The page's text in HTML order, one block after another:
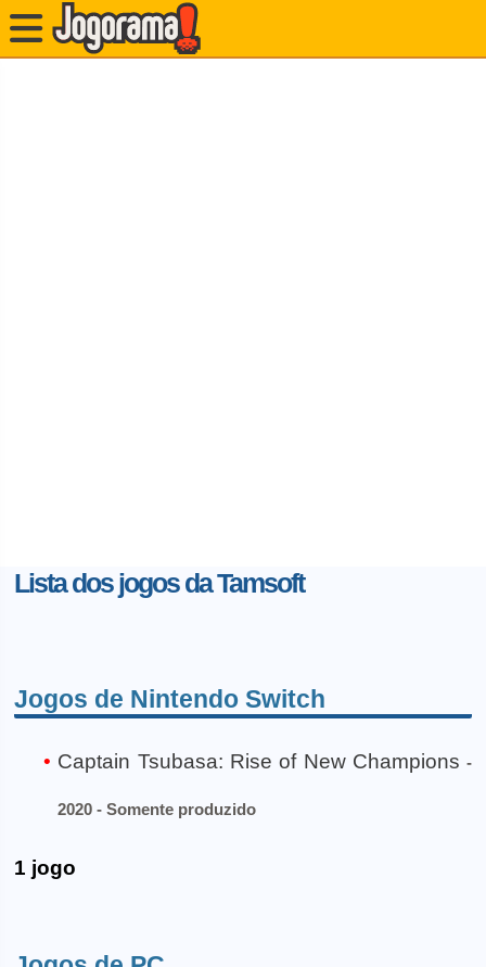
Lista dos jogos da Tamsoft
Jogos de Nintendo Switch
Captain Tsubasa: Rise of New Champions -
2020 - Somente produzido
1 jogo